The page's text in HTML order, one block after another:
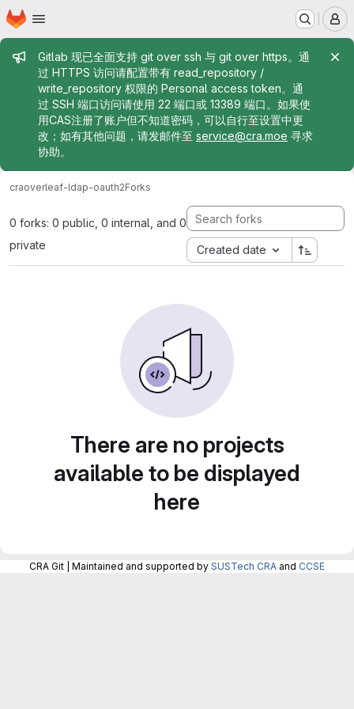
Skip to main content
Homepage
Admin message
Gitlab 现已全面支持 git over ssh 与 git over https。通
过 HTTPS 访问请配置带有 read_repository /
write_repository 权限的 Personal access token。通
过 SSH 端口访问请使用 22 端口或 13389 端口。如果使
用CAS注册了账户但不知道密码，可以自行至设置中更
改；如有其他问题，请发邮件至 service@cra.moe 寻求
协助。
craoverleaf-ldap-oauth2Forks
0 forks: 0 public, 0 internal, and 0
private
Created date
There are no projects
available to be displayed
here
CRA Git | Maintained and supported by SUSTech CRA and CCSE